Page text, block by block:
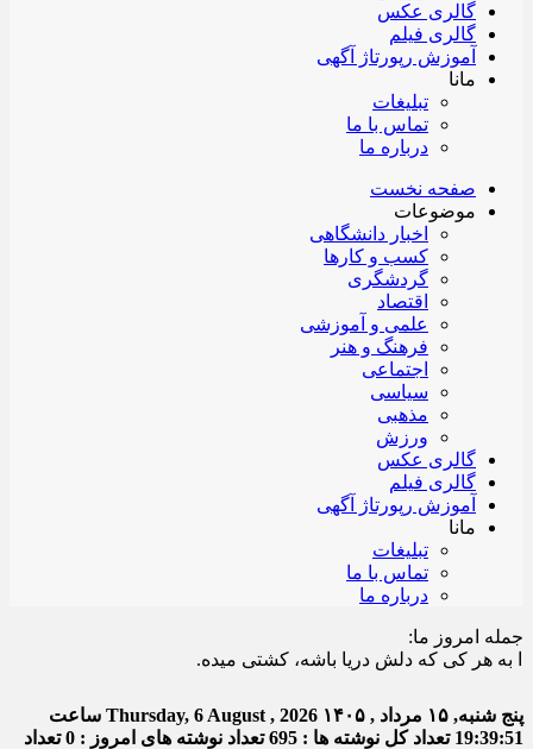
گالری عکس
گالری فیلم
آموزش رپورتاژ آگهی
مانا
تبلیغات
تماس با ما
درباره ما
صفحه نخست
موضوعات
اخبار دانشگاهی
کسب و کارها
گردشگری
اقتصاد
علمی و آموزشی
فرهنگ و هنر
اجتماعی
سیاسی
مذهبی
ورزش
گالری عکس
گالری فیلم
آموزش رپورتاژ آگهی
مانا
تبلیغات
تماس با ما
درباره ما
جمله امروز ما:
هر کی که دلش دریا باشه، کشتی میده.
پنج شنبه, ۱۵ مرداد , ۱۴۰۵ Thursday, 6 August , 2026 ساعت
19:39:52 تعداد کل نوشته ها : 695 تعداد نوشته های امروز : 0
تعداد